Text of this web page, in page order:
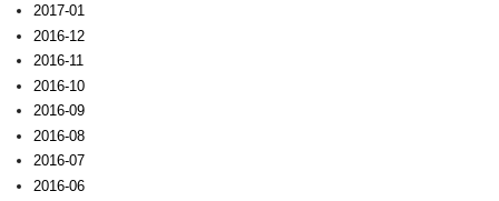
2017-01
2016-12
2016-11
2016-10
2016-09
2016-08
2016-07
2016-06